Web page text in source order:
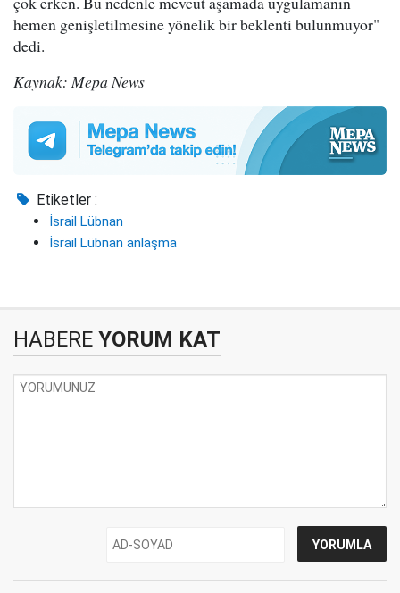
hemen genişletilmesine yönelik bir beklenti bulunmuyor"
dedi.
Kaynak: Mepa News
Etiketler :
İsrail Lübnan
İsrail Lübnan anlaşma
HABERE YORUM KAT